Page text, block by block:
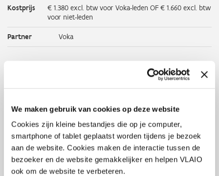
We maken gebruik van cookies op deze website
Cookies zijn kleine bestandjes die op je computer,
smartphone of tablet geplaatst worden tijdens je bezoek
aan de website. Cookies maken de interactie tussen de
bezoeker en de website gemakkelijker en helpen VLAIO
ook om de website te verbeteren.
Kostprijs
€ 1.380 excl. btw voor Voka-leden OF € 1.660 excl. btw
voor niet-leden
Partner Voka
Voka
Events:
10 Sep
2026
Lerend Netwerk Quality 2026